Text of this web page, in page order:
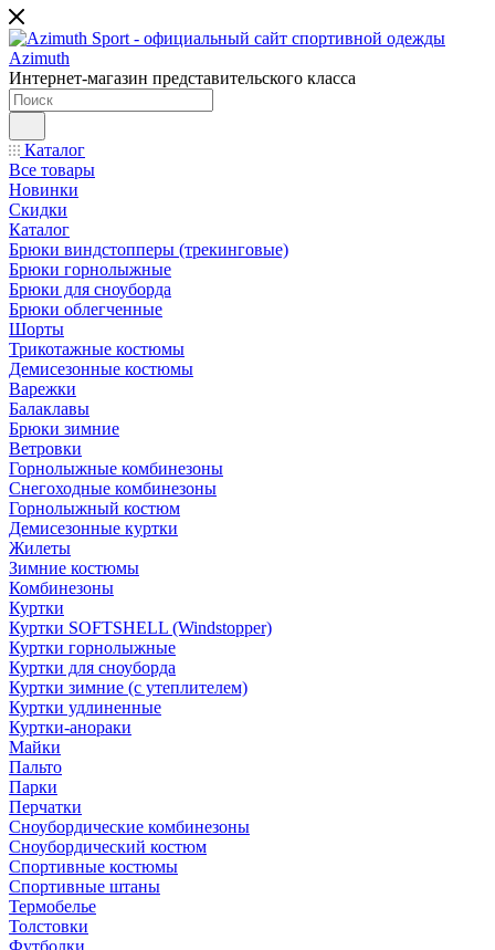
Интернет-магазин представительского класса
Каталог
Все товары
Новинки
Скидки
Каталог
Брюки виндстопперы (трекинговые)
Брюки горнолыжные
Брюки для сноуборда
Брюки облегченные
Шорты
Трикотажные костюмы
Демисезонные костюмы
Варежки
Балаклавы
Брюки зимние
Ветровки
Горнолыжные комбинезоны
Снегоходные комбинезоны
Горнолыжный костюм
Демисезонные куртки
Жилеты
Зимние костюмы
Комбинезоны
Куртки
Куртки SOFTSHELL (Windstopper)
Куртки горнолыжные
Куртки для сноуборда
Куртки зимние (с утеплителем)
Куртки удлиненные
Куртки-анораки
Майки
Пальто
Парки
Перчатки
Сноубордические комбинезоны
Сноубордический костюм
Спортивные костюмы
Спортивные штаны
Термобелье
Толстовки
Футболки